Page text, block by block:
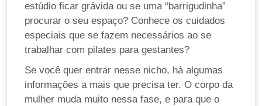
estúdio ficar grávida ou se uma “barrigudinha”
procurar o seu espaço? Conhece os cuidados
especiais que se fazem necessários ao se
trabalhar com pilates para gestantes?
Se você quer entrar nesse nicho, há algumas
informações a mais que precisa ter. O corpo da
mulher muda muito nessa fase, e para que o